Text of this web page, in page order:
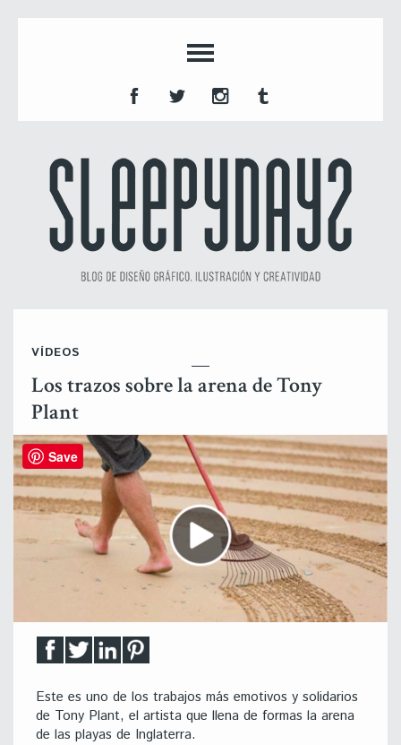
VÍDEOS
Los trazos sobre la arena de Tony
Plant
Este es uno de los trabajos más emotivos y solidarios
de Tony Plant, el artista que llena de formas la arena
de las playas de Inglaterra.
Save